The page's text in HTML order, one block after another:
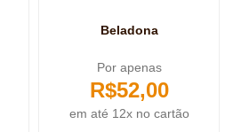
Beladona
Por apenas
R$52,00
em até 12x no cartão